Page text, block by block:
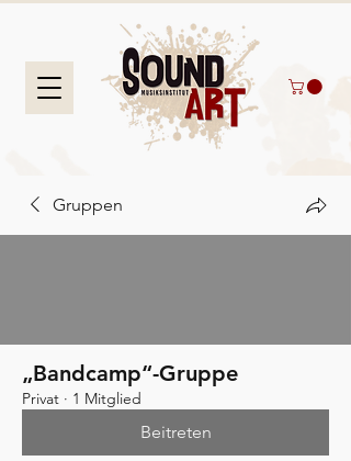
Gruppen
„Bandcamp“-Gruppe
Privat · 1 Mitglied
Beitreten